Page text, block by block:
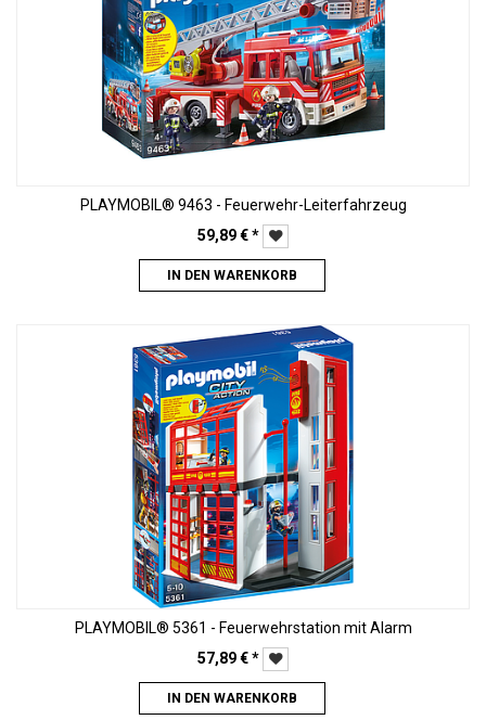
PLAYMOBIL® 9463 - Feuerwehr-Leiterfahrzeug
59,89€*
IN DEN WARENKORB
PLAYMOBIL® 5361 - Feuerwehrstation mit Alarm
57,89€*
IN DEN WARENKORB